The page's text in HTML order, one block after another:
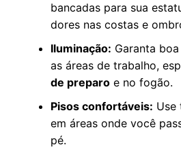
bancadas para sua
dores nas costas e
Iluminação: Garanta
as áreas de trabalho,
de preparoe no fogão.
Pisos confortáveis: Use
em áreas onde você
pé.